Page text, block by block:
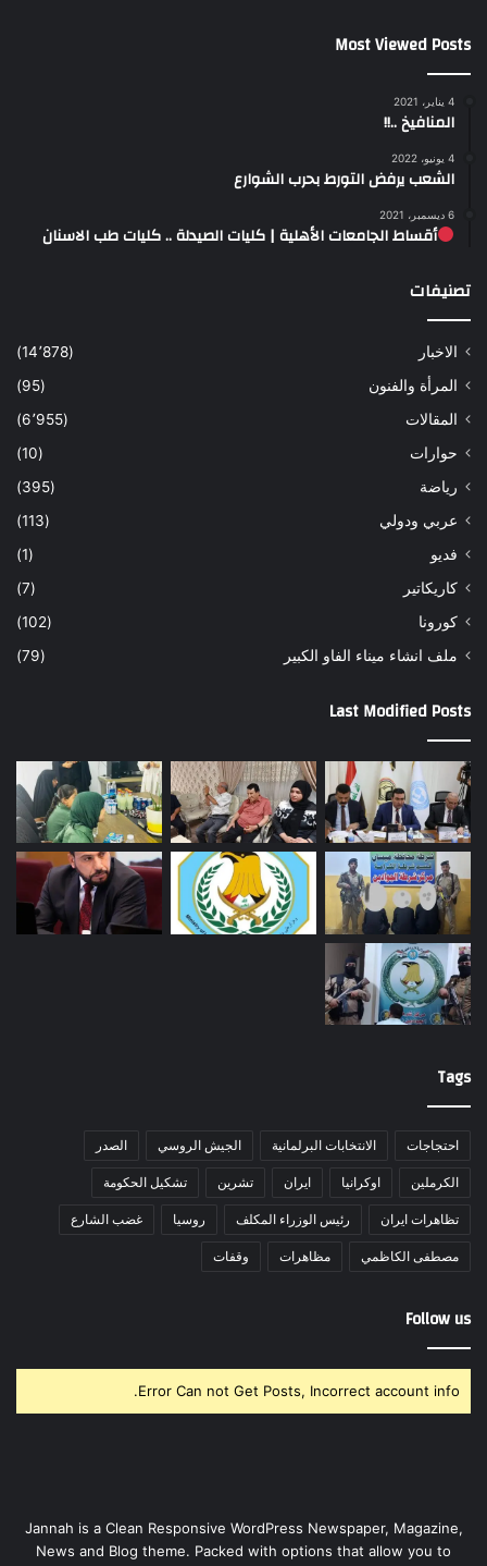
Most Viewed Posts
4 يناير، 2021
المنافيخ ..!!
4 يونيو، 2022
الشعب يرفض التورط بحرب الشوارع
6 ديسمبر، 2021
أقساط الجامعات الأهلية | كليات الصيدلة .. كليات طب الاسنان
تصنيفات
الاخبار
(14٬878)
المرأة والفنون
(95)
المقالات
(6٬955)
حوارات
(10)
رياضة
(395)
عربي ودولي
(113)
فديو
(1)
كاريكاتير
(7)
كورونا
(102)
ملف انشاء ميناء الفاو الكبير
(79)
Last Modified Posts
Tags
احتجاجات الانتخابات البرلمانية الجيش الروسي الصدر
الكرملين اوكرانيا ايران تشرين تشكيل الحكومة
تظاهرات ايران رئيس الوزراء المكلف روسيا غضب الشارع
مصطفى الكاظمي مظاهرات وقفات
Follow us
Error Can not Get Posts, Incorrect account info.
Jannah is a Clean Responsive WordPress Newspaper, Magazine,
News and Blog theme. Packed with options that allow you to